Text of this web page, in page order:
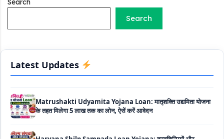
Search
Search
Latest Updates
सब्सिडी
Labour House Construction Loan Scheme: श्रमिक मकान
होता कोई ब्याज
Matrushakti Udyamita Yojana Loan: मातृशक्ति उद्यमिता योजना
Haryana Shilp Sampada Loan Yojana: हस्तशिल्पियों और